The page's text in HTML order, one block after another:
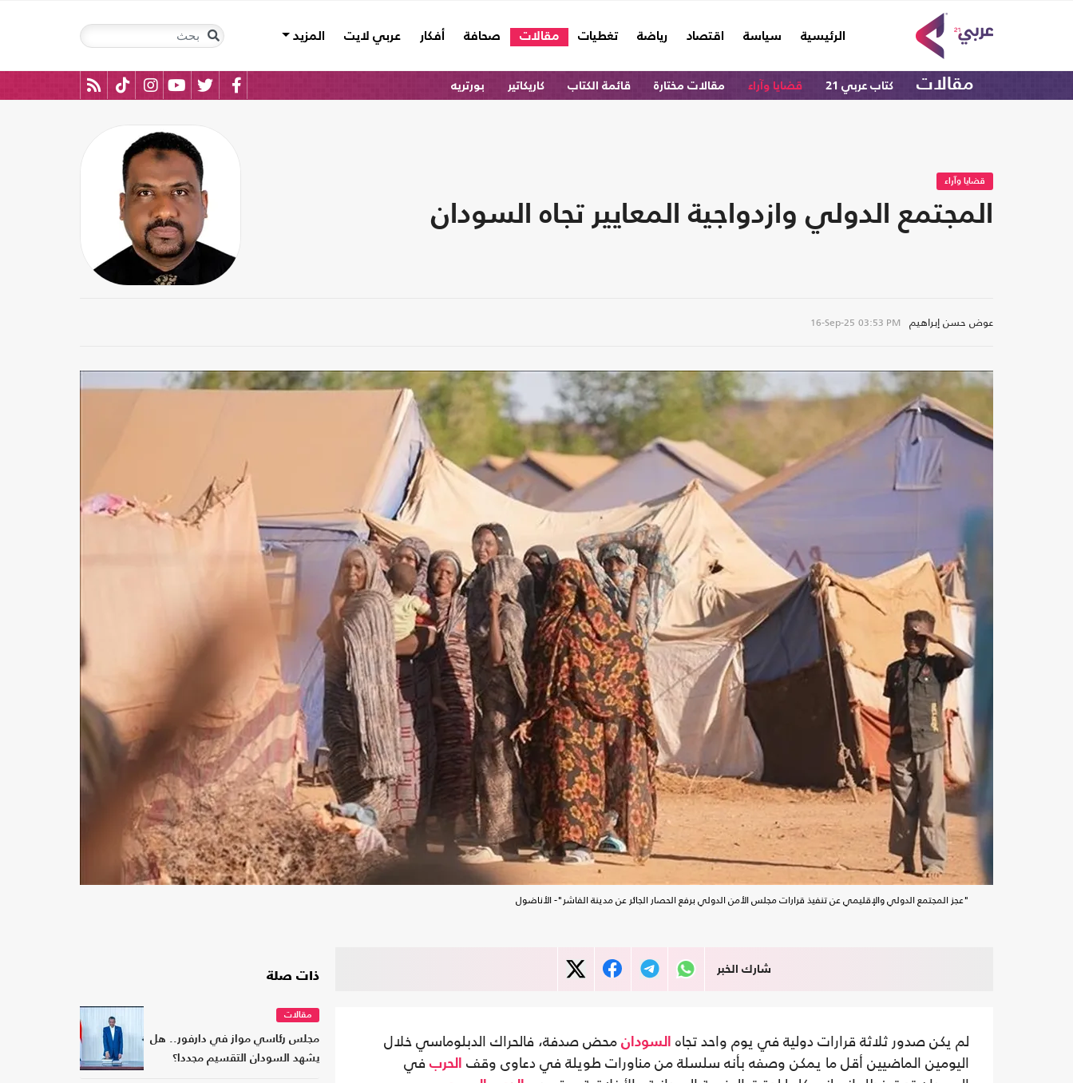
الرئيسية
(current) سياسة اقتصاد رياضة تغطيات مقالات صحافة أفكار عربي لايت المزيد
مقالات كتاب عربي 21 قضايا وآراء مقالات مختارة قائمة الكتاب كاريكاتير بورتريه
قضايا وآراء
المجتمع الدولي وازدواجية المعايير تجاه السودان
عوض حسن إبراهيم 16-Sep-25 03:53 PM
"عجز المجتمع الدولي والإقليمي عن تنفيذ قرارات مجلس الأمن الدولي برفع الحصار الجائر عن مدينة الفاشر"- الأناضول
شارك الخبر
لم يكن صدور ثلاثة قرارات دولية في يوم واحد تجاه السودان محض صدفة، فالحراك الدبلوماسي خلال
اليومين الماضيين أقل ما يمكن وصفه بأنه سلسلة من مناورات طويلة في دعاوى وقف
الحرب في
ذات صلة
مقالات
مجلس رئاسي مواز في دارفور.. هل
يشهد السودان التقسيم مجددا؟